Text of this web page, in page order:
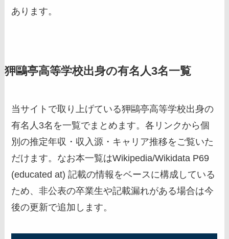
あります。
狎鷗亭高等学校出身の有名人3名一覧
当サイトで取り上げている狎鷗亭高等学校出身の
有名人3名を一覧でまとめます。各リンクから個
別の推定年収・収入源・キャリア推移をご覧いた
だけます。なお本一覧はWikipedia/Wikidata P69
(educated at) 記載の情報をベースに構成している
ため、非公表の卒業生や記載漏れがある場合は今
後の更新で追加します。